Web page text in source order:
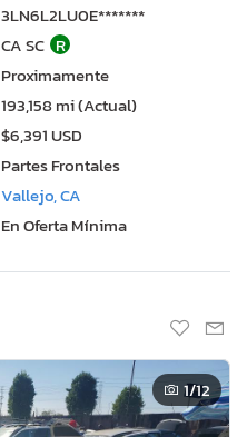
3LN6L2LU0E*******
CA SC R
Proximamente
193,158 mi (Actual)
$6,391 USD
Partes Frontales
Vallejo, CA
En Oferta Mínima
1/12